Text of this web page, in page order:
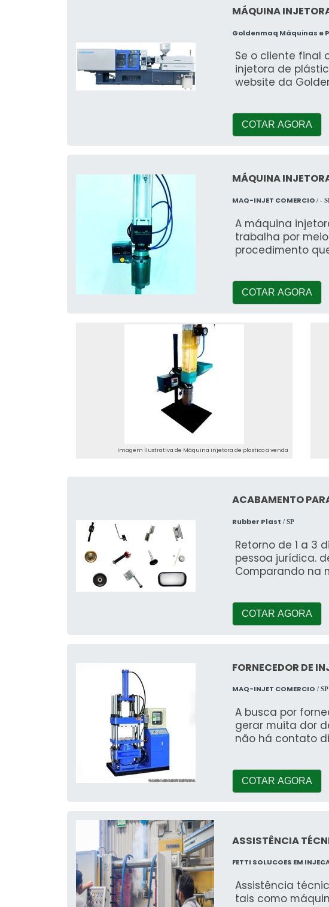
MÁQUINA
Goldenmaq Máquinas e
Se o cliente final
injetora de
website da
COTAR AGORA
MÁQUINA
MAQ-INJET COMERCIO/ -
A máquina
trabalha por
procedimento
COTAR AGORA
Imagem ilustrativa de Máquina injetora de plastico a venda
ACABAMENTO
Rubber Plast / SP
Retorno de 1 a 3
pessoa jurídica.
Comparando na
COTAR AGORA
FORNECEDOR DE
MAQ-INJET COMERCIO / SP
A busca por
gerar muita dor
não há contato
COTAR AGORA
ASSISTÊNCIA
FETTI SOLUCOES EM
Assistência
tais como